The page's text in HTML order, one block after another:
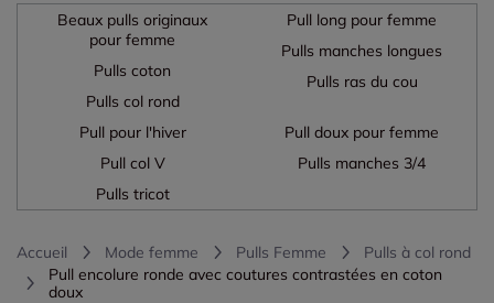
Beaux pulls originaux
pour femme
Pulls coton
Pulls col rond
Pull long pour femme
Pulls manches longues
Pulls ras du cou
Pull pour l'hiver
Pull col V
Pulls tricot
Pull doux pour femme
Pulls manches 3/4
Accueil Mode femme Pulls Femme
Pulls à col rond
Pull encolure ronde avec coutures contrastées en coton
doux